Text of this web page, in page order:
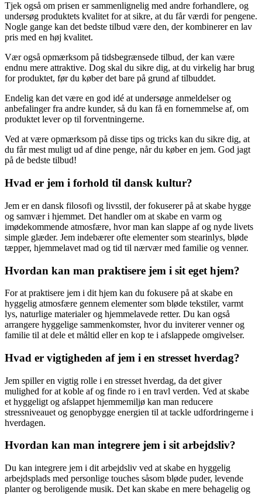
Tjek også om prisen er sammenlignelig med andre forhandlere, og
undersøg produktets kvalitet for at sikre, at du får værdi for pengene.
Nogle gange kan det bedste tilbud være den, der kombinerer en lav
pris med en høj kvalitet.
Vær også opmærksom på tidsbegrænsede tilbud, der kan være
endnu mere attraktive. Dog skal du sikre dig, at du virkelig har brug
for produktet, før du køber det bare på grund af tilbuddet.
Endelig kan det være en god idé at undersøge anmeldelser og
anbefalinger fra andre kunder, så du kan få en fornemmelse af, om
produktet lever op til forventningerne.
Ved at være opmærksom på disse tips og tricks kan du sikre dig, at
du får mest muligt ud af dine penge, når du køber en jem. God jagt
på de bedste tilbud!
Hvad er jem i forhold til dansk kultur?
Jem er en dansk filosofi og livsstil, der fokuserer på at skabe hygge
og samvær i hjemmet. Det handler om at skabe en varm og
imødekommende atmosfære, hvor man kan slappe af og nyde livets
simple glæder. Jem indebærer ofte elementer som stearinlys, bløde
tæpper, hjemmelavet mad og tid til nærvær med familie og venner.
Hvordan kan man praktisere jem i sit eget hjem?
For at praktisere jem i dit hjem kan du fokusere på at skabe en
hyggelig atmosfære gennem elementer som bløde tekstiler, varmt
lys, naturlige materialer og hjemmelavede retter. Du kan også
arrangere hyggelige sammenkomster, hvor du inviterer venner og
familie til at dele et måltid eller en kop te i afslappede omgivelser.
Hvad er vigtigheden af jem i en stresset hverdag?
Jem spiller en vigtig rolle i en stresset hverdag, da det giver
mulighed for at koble af og finde ro i en travl verden. Ved at skabe
et hyggeligt og afslappet hjemmemiljø kan man reducere
stressniveauet og genopbygge energien til at tackle udfordringerne i
hverdagen.
Hvordan kan man integrere jem i sit arbejdsliv?
Du kan integrere jem i dit arbejdsliv ved at skabe en hyggelig
arbejdsplads med personlige touches såsom bløde puder, levende
planter og beroligende musik. Det kan skabe en mere behagelig og